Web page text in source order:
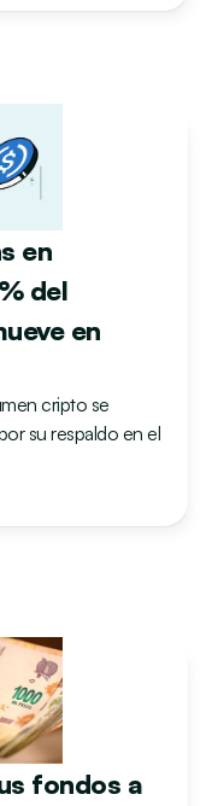
en
del
en
cripto se
su respaldo en el
fondos a